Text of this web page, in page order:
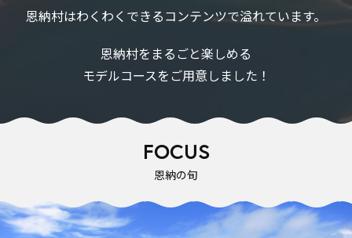
恩納村はわくわくできるコンテンツで溢れています。
恩納村をまるごと楽しめる
モデルコースをご用意しました！
FOCUS
恩納の旬